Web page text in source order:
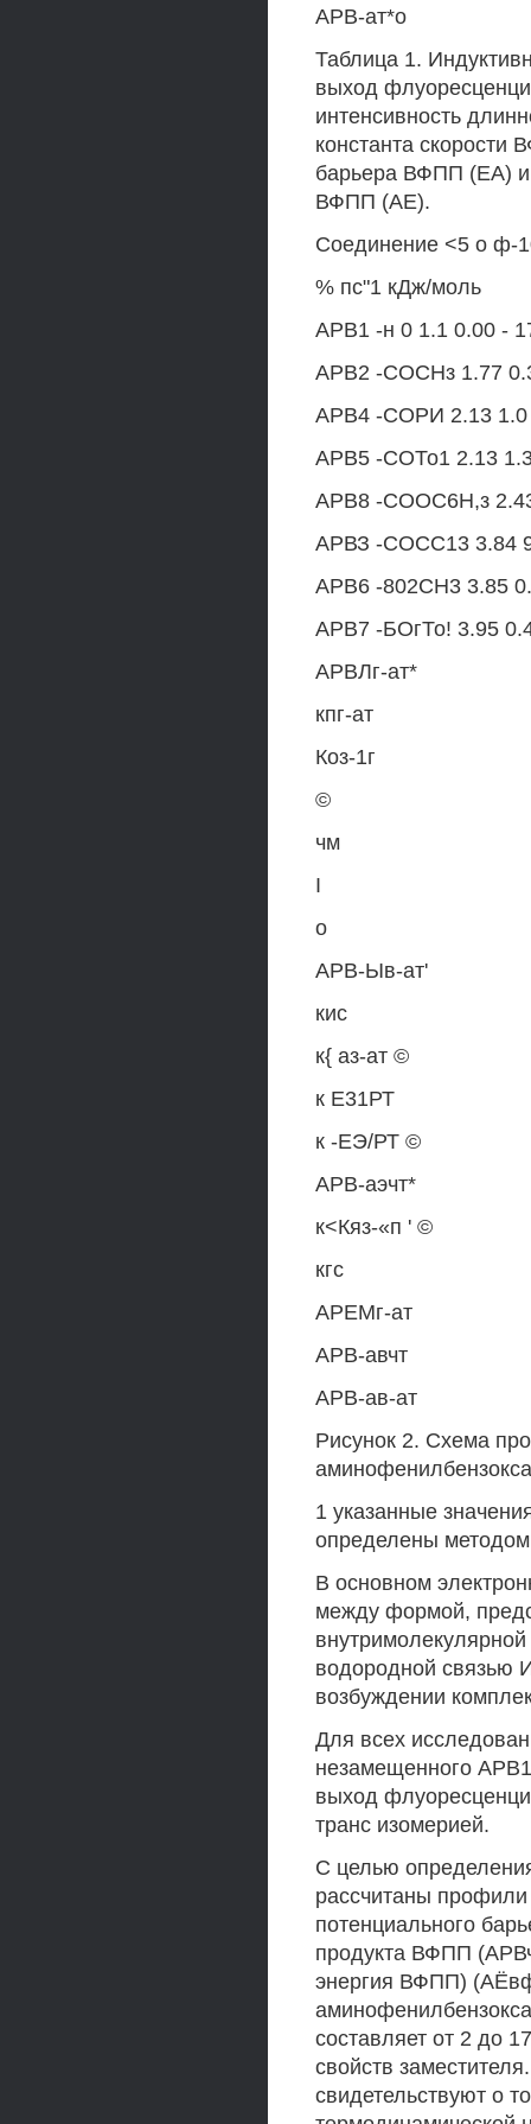
АРВ-ат*о
Таблица 1.
выход
интенсивность
константа скорости
барьера ВФПП (ЕА) и
ВФПП (АЕ).
Соединение <5 о ф-
% пс"1 кДж/моль
АРВ1 -н 0 1.1 0.00 -
АРВ2 -СОСНз 1.77
АРВ4 -СОРИ 2.13 1.0
АРВ5 -СОТо1 2.13
АРВ8 -СООС6Н,з
АРВЗ -СОСС13 3.84
АРВ6 -802СН3 3.85
АРВ7 -БОгТо! 3.95
АРВЛг-ат*
кпг-ат
Коз-1г
©
чм
I
о
АРВ-Ыв-ат'
кис
к{ аз-ат ©
к Е31РТ
к -ЕЭ/РТ ©
АРВ-аэчт*
к<Кяз-«п ' ©
кгс
АРЕМг-ат
АРВ-авчт
АРВ-ав-ат
Рисунок 2. Схема
1 указанные
определены
В основном
между формой,
водородной связью
возбуждении
Для всех
незамещенного
выход
транс изомерией.
С целью
рассчитаны
потенциального
продукта ВФПП
энергия ВФПП)
составляет от 2 до
свойств
свидетельствуют о